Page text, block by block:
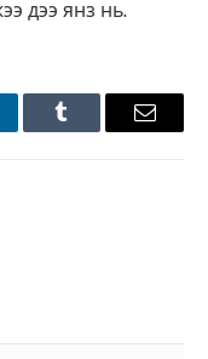
дээ янз нь.
Tumblr Имэйл